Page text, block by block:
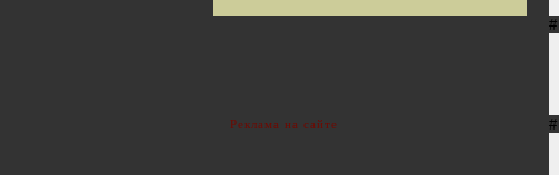
#
#
Реклама на сайте